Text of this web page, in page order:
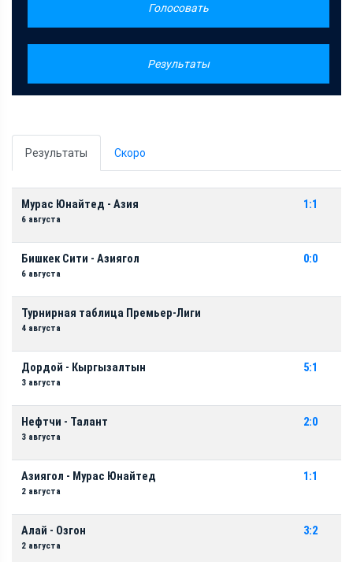
Голосовать
Результаты
Результаты Скоро
Мурас Юнайтед - Азия
6 августа
1:1
Бишкек Сити - Азиягол
6 августа
0:0
Турнирная таблица Премьер-Лиги
4 августа
Дордой - Кыргызалтын
3 августа
5:1
Нефтчи - Талант
3 августа
2:0
Азиягол - Мурас Юнайтед
2 августа
1:1
Алай - Озгон
2 августа
3:2